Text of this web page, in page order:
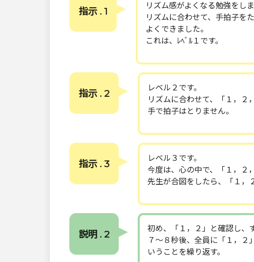
指示 . 1
リズム感がよくなる勉強をしま
リズムに合わせて、手拍子を
よくできました。
これは、ﾚﾍﾞﾙ１です。
指示 . 2
レベル２です。
リズムに合わせて、「１，２
手で拍子はとりません。
指示 . 3
レベル３です。
今度は、心の中で、「１，２
先生が合図をしたら、「１，
説明 . 2
初め、「１，２」と確認し、
７～８秒後、全員に「１，２
いうことを繰り返す。